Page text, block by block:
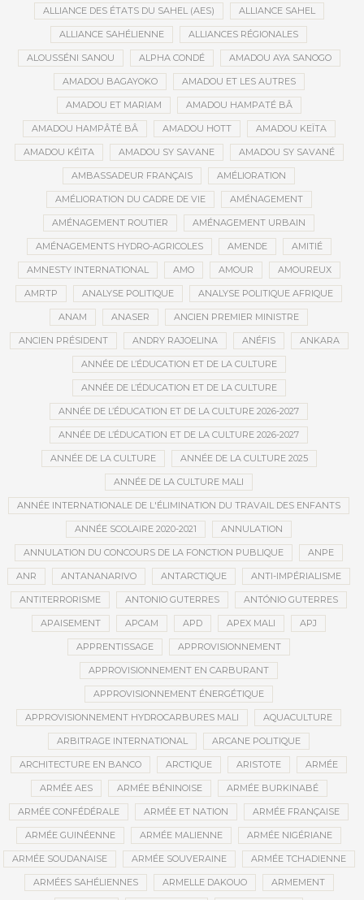
ALLIANCE DES ÉTATS DU SAHEL (AES) ALLIANCE SAHEL
ALLIANCE SAHÉLIENNE ALLIANCES RÉGIONALES
ALOUSSÉNI SANOU ALPHA CONDÉ AMADOU AYA SANOGO
AMADOU BAGAYOKO AMADOU ET LES AUTRES
AMADOU ET MARIAM AMADOU HAMPATÉ BÂ
AMADOU HAMPÂTÉ BÂ AMADOU HOTT AMADOU KEÏTA
AMADOU KÉITA AMADOU SY SAVANE AMADOU SY SAVANÉ
AMBASSADEUR FRANÇAIS AMÉLIORATION
AMÉLIORATION DU CADRE DE VIE AMÉNAGEMENT
AMÉNAGEMENT ROUTIER AMÉNAGEMENT URBAIN
AMÉNAGEMENTS HYDRO-AGRICOLES AMENDE AMITIÉ
AMNESTY INTERNATIONAL AMO AMOUR AMOUREUX
AMRTP ANALYSE POLITIQUE ANALYSE POLITIQUE AFRIQUE
ANAM ANASER ANCIEN PREMIER MINISTRE
ANCIEN PRÉSIDENT ANDRY RAJOELINA ANÉFIS ANKARA
ANNÉE DE L’ÉDUCATION ET DE LA CULTURE
ANNÉE DE L’ÉDUCATION ET DE LA CULTURE
ANNÉE DE L’ÉDUCATION ET DE LA CULTURE 2026-2027
ANNÉE DE L’ÉDUCATION ET DE LA CULTURE 2026-2027
ANNÉE DE LA CULTURE ANNÉE DE LA CULTURE 2025
ANNÉE DE LA CULTURE MALI
ANNÉE INTERNATIONALE DE L'ÉLIMINATION DU TRAVAIL DES ENFANTS
ANNÉE SCOLAIRE 2020-2021 ANNULATION
ANNULATION DU CONCOURS DE LA FONCTION PUBLIQUE ANPE
ANR ANTANANARIVO ANTARCTIQUE ANTI-IMPÉRIALISME
ANTITERRORISME ANTONIO GUTERRES ANTÓNIO GUTERRES
APAISEMENT APCAM APD APEX MALI APJ
APPRENTISSAGE APPROVISIONNEMENT
APPROVISIONNEMENT EN CARBURANT
APPROVISIONNEMENT ÉNERGÉTIQUE
APPROVISIONNEMENT HYDROCARBURES MALI AQUACULTURE
ARBITRAGE INTERNATIONAL ARCANE POLITIQUE
ARCHITECTURE EN BANCO ARCTIQUE ARISTOTE ARMÉE
ARMÉE AES ARMÉE BÉNINOISE ARMÉE BURKINABÉ
ARMÉE CONFÉDÉRALE ARMÉE ET NATION ARMÉE FRANÇAISE
ARMÉE GUINÉENNE ARMÉE MALIENNE ARMÉE NIGÉRIANE
ARMÉE SOUDANAISE ARMÉE SOUVERAINE ARMÉE TCHADIENNE
ARMÉES SAHÉLIENNES ARMELLE DAKOUO ARMEMENT